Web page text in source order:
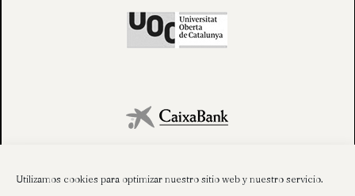
Utilizamos cookies para optimizar nuestro sitio web y nuestro servicio.